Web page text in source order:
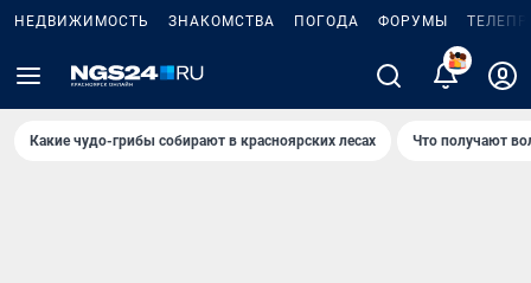
НЕДВИЖИМОСТЬ ЗНАКОМСТВА ПОГОДА ФОРУМЫ
Какие чудо-грибы собирают в красноярских лесах Что получают